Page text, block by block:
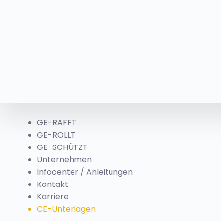
GE-RAFFT
GE-ROLLT
GE-SCHÜTZT
Unternehmen
Infocenter / Anleitungen
Kontakt
Karriere
CE-Unterlagen